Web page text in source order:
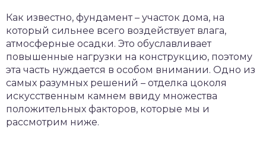
Как известно, фундамент – участок дома, на
который сильнее всего воздействует влага,
атмосферные осадки. Это обуславливает
повышенные нагрузки на конструкцию, поэтому
эта часть нуждается в особом внимании. Одно из
самых разумных решений – отделка цоколя
искусственным камнем ввиду множества
положительных факторов, которые мы и
рассмотрим ниже.